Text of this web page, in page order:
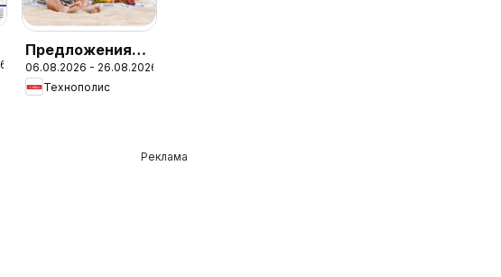
Предложения
от Технополис с
валидност до
06.08.2026 - 26.08.2026
Технополис
Реклама